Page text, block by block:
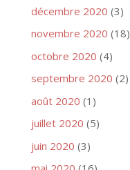
décembre 2020 (3)
novembre 2020 (18)
octobre 2020 (4)
septembre 2020 (2)
août 2020 (1)
juillet 2020 (5)
juin 2020 (3)